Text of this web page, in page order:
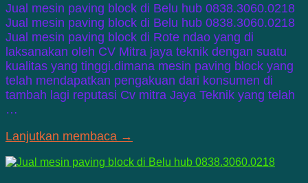
Jual mesin paving block di Belu hub 0838.3060.0218
Jual mesin paving block di Belu hub 0838.3060.0218
Jual mesin paving block di Rote ndao yang di
laksanakan oleh CV Mitra jaya teknik dengan suatu
kualitas yang tinggi.dimana mesin paving block yang
telah mendapatkan pengakuan dari konsumen di
tambah lagi reputasi Cv mitra Jaya Teknik yang telah
…
Lanjutkan membaca →